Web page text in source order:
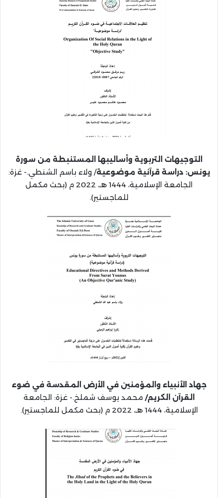
التوجيهات التربوية وأساليبها المستنبطة من سورة
يونس: دراسة قرآنية موضوعية/ ولاء باسم الشنطي.- غزة:
الجامعة الإسلامية، 1444 هـ، 2022 م (بحث مكمل
للماجستير).
جهاد الأنبياء والمؤمنين في الأرض المقدسة في ضوء
القرآن الكريم/ محمد يوسف شملخ.- غزة: الجامعة
الإسلامية، 1444 هـ، 2022 م (بحث مكمل للماجستير).